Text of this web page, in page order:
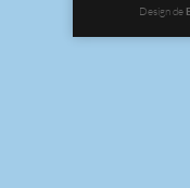
Design de